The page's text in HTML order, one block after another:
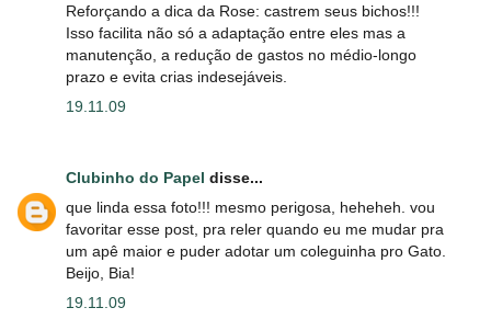
Reforçando a dica da Rose: castrem seus bichos!!!
Isso facilita não só a adaptação entre eles mas a
manutenção, a redução de gastos no médio-longo
prazo e evita crias indesejáveis.
19.11.09
Clubinho do Papel disse...
que linda essa foto!!! mesmo perigosa, heheheh. vou
favoritar esse post, pra reler quando eu me mudar pra
um apê maior e puder adotar um coleguinha pro Gato.
Beijo, Bia!
19.11.09